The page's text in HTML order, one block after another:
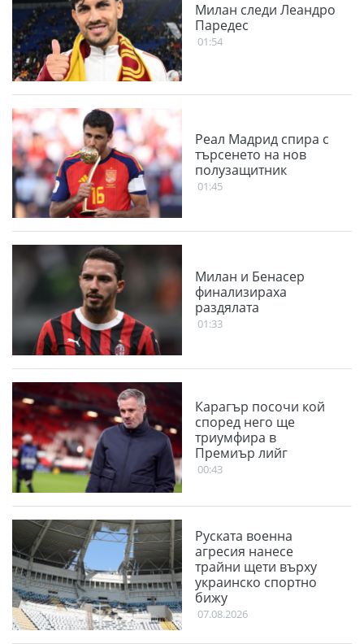
Милан следи Леандро
Паредес
01:54
Реал Мадрид спира с
търсенето на нов
полузащитник
01:45
Милан и Бенасер
финализираха
раздялата
01:33
Карагър посочи кой
според него ще
триумфира в
Премиър лийг
00:43
Руската военна
агресия нанесе
трайни щети върху
украинско спортно
бижу
07.08.2026